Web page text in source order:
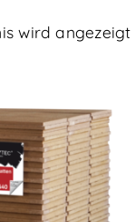
wird angezeigt